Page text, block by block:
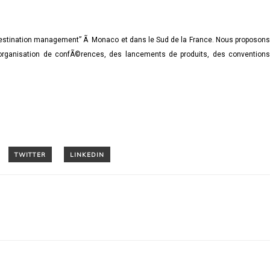
management” Ã Monaco et dans le Sud de la France. Nous proposons
de confÃ©rences, des lancements de produits, des conventions